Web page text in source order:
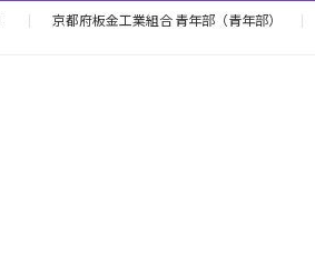
京都府板金工業組合 青年部（青年部）